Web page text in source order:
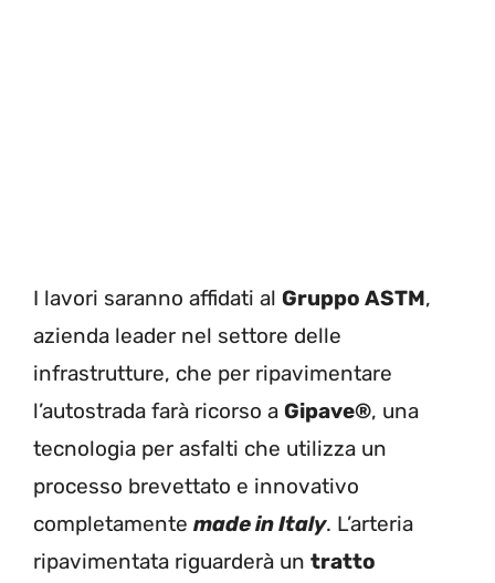
I lavori saranno affidati al Gruppo ASTM,
azienda leader nel settore delle
infrastrutture, che per ripavimentare
l’autostrada farà ricorso a Gipave®, una
tecnologia per asfalti che utilizza un
processo brevettato e innovativo
completamente made in Italy. L’arteria
ripavimentata riguarderà un tratto